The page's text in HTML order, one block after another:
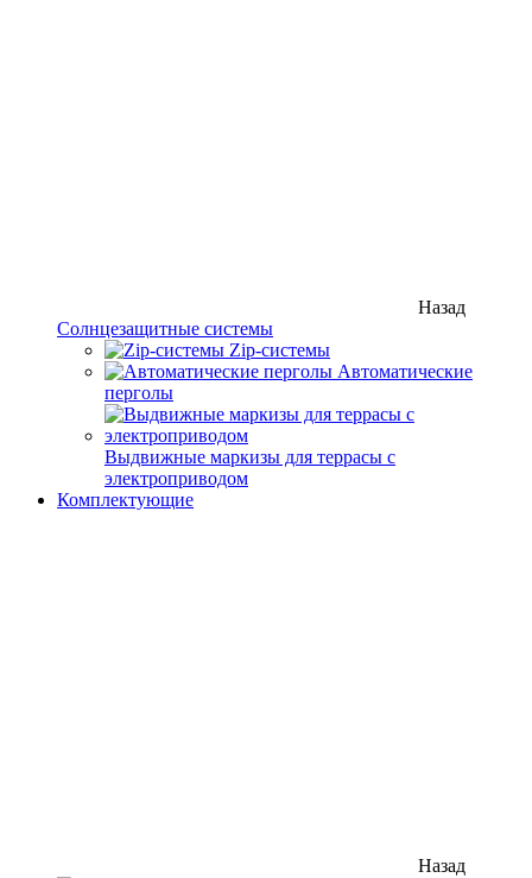
Назад
Солнцезащитные системы
Zip-системы
Автоматические
перголы
Выдвижные маркизы для террасы с
электроприводом
Комплектующие
Назад